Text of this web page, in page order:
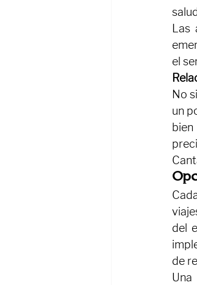
Las
el
No
un
del
de